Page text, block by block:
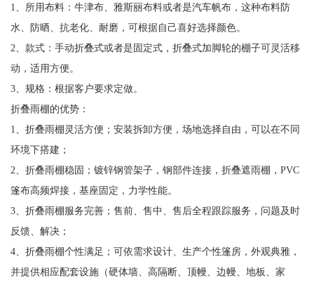
1、所用布料：牛津布、雅斯丽布料或者是汽车帆布，这种布料防
水、防晒、抗老化、耐磨，可根据自己喜好选择颜色。
2、款式：手动折叠式或者是固定式，折叠式加脚轮的棚子可灵活移
动，适用方便。
3、规格：根据客户要求定做。
折叠雨棚的优势：
1、折叠雨棚灵活方便；安装拆卸方便，场地选择自由，可以在不同
环境下搭建；
2、折叠雨棚稳固；镀锌钢管架子，钢部件连接，折叠遮雨棚，PVC
篷布高频焊接，基座固定，力学性能。
3、折叠雨棚服务完善；售前、售中、售后全程跟踪服务，问题及时
反馈、解决；
4、折叠雨棚个性满足；可依需求设计、生产个性篷房，外观典雅，
并提供相应配套设施（硬体墙、高隔断、顶幔、边幔、地板、家